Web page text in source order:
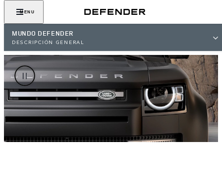
MENU
MUNDO DEFENDER
DESCRIPCIÓN GENERAL